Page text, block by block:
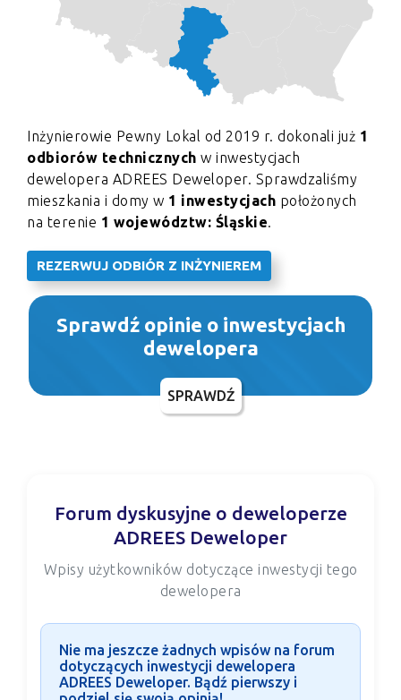
Inżynierowie Pewny Lokal od 2019 r. dokonali już 1
odbiorów technicznych w inwestycjach
dewelopera ADREES Deweloper. Sprawdzaliśmy
mieszkania i domy w 1 inwestycjach położonych
na terenie 1 województw: Śląskie.
REZERWUJ ODBIÓR Z INŻYNIEREM
Sprawdź opinie o inwestycjach
dewelopera
SPRAWDŹ
Forum dyskusyjne o deweloperze
ADREES Deweloper
Wpisy użytkowników dotyczące inwestycji tego
dewelopera
Nie ma jeszcze żadnych wpisów na forum
dotyczących inwestycji dewelopera
ADREES Deweloper. Bądź pierwszy i